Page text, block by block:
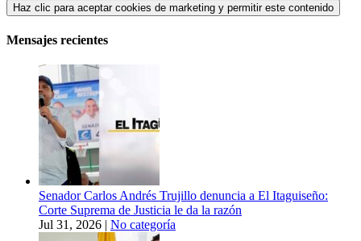
Haz clic para aceptar cookies de marketing y permitir este contenido
Mensajes recientes
Senador Carlos Andrés Trujillo denuncia a El Itaguiseño:
Corte Suprema de Justicia le da la razón
Jul 31, 2026 | No categoría